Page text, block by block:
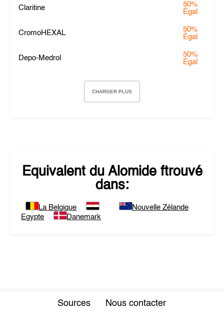
Claritine
50%
Égal
CromoHEXAL
50%
Égal
Depo-Medrol
50%
Égal
CHARGER PLUS
Equivalent du Alomideftrouvé
dans:
La Belgique
Egypte
Danemark
Nouvelle Zélande
Sources Nous contacter